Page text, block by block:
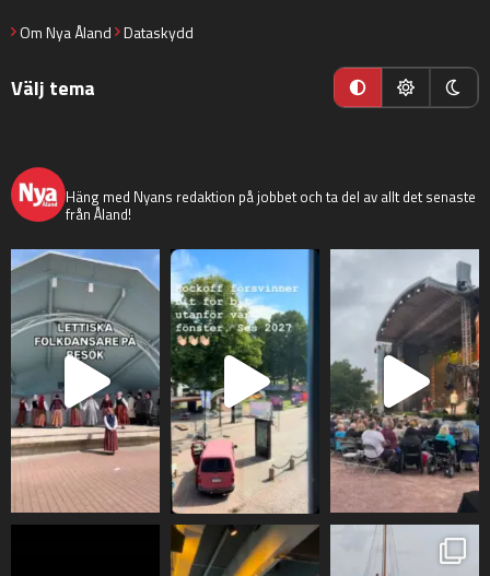
Om Nya Åland Dataskydd
Välj tema
Häng med Nyans redaktion på jobbet och ta del av allt det senaste
från Åland!